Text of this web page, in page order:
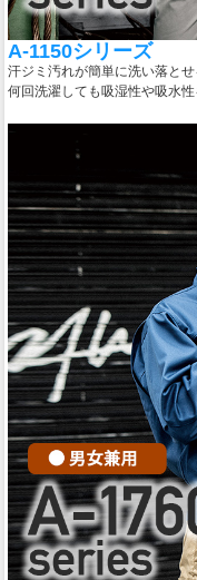
A-1150シリーズ
汗ジミ汚れが簡単に洗い落と
何回洗濯しても吸湿性や吸水